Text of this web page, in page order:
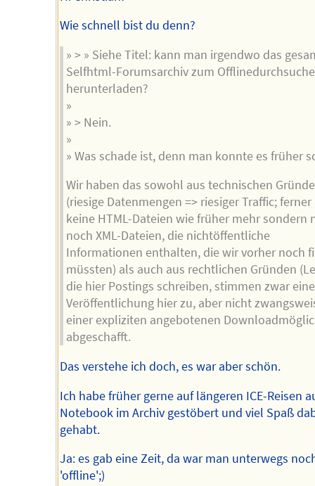
Wie schnell bist du denn?
» > » Siehe Titel: kann man irgendwo das
Selfhtml-Forumsarchiv zum
herunterladen?
»
» > Nein.
»
» Was schade ist, denn man konnte es früher
Wir haben das sowohl aus technischen
(riesige Datenmengen => riesiger Traffic;
keine HTML-Dateien wie früher mehr sondern
noch XML-Dateien, die nichtöffentliche
Informationen enthalten, die wir vorher noch
müssten) als auch aus rechtlichen Gründen
die hier Postings schreiben, stimmen zwar
Veröffentlichung hier zu, aber nicht
einer expliziten angebotenen
abgeschafft.
Das verstehe ich doch, es war aber schön.
Ich habe früher gerne auf längeren ICE-Reisen
Notebook im Archiv gestöbert und viel Spaß
gehabt.
Ja: es gab eine Zeit, da war man unterwegs
'offline';)